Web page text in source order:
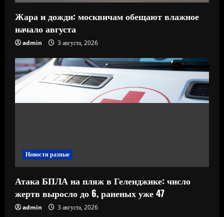
Жара и дожди: москвичам обещают влажное
начало августа
admin 3 августа, 2026
Новости разные
Атака БПЛА на пляж в Геленджике: число
жертв выросло до 6, раненых уже 47
admin 3 августа, 2026